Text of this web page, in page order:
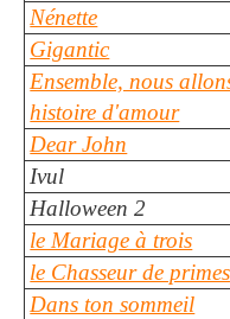
Nénette
Gigantic
Ensemble, nous
histoire d'amour
Dear John
Ivul
Halloween 2
le Mariage à trois
le Chasseur de primes
Dans ton sommeil